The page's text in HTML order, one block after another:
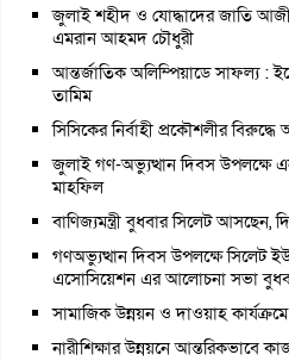
জুলাই শহীদ ও যোদ্ধাদের জাতি
এমরান আহমদ চৌধুরী
আন্তর্জাতিক অলিম্পিয়াডে সাফল্য :
তামিম
সিসিকের নির্বাহী প্রকৌশলীর
জুলাই গণ-অভ্যুত্থান দিবস
মাহফিল
বাণিজ্যমন্ত্রী বুধবার সিলেট আসছেন,
গণঅভ্যুত্থান দিবস উপলক্ষে সিলেট
এসোসিয়েশন এর আলোচনা সভা
সামাজিক উন্নয়ন ও দাওয়াহ
নারীশিক্ষার উন্নয়নে আন্তরিকভাবে